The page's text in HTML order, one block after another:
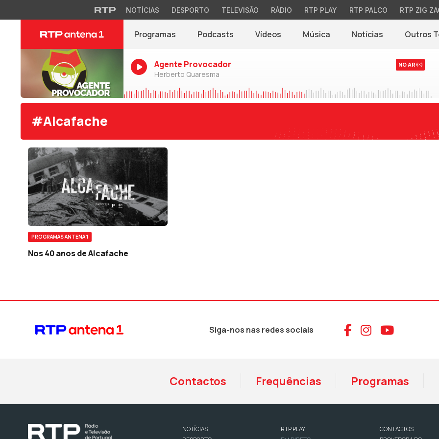
NOTÍCIAS DESPORTO TELEVISÃO RÁDIO RTP PLAY RTP PALCO RTP ZIG
Programas Podcasts Vídeos Música Notícias(abre em nova
Outros
Agente Provocador
Herberto Quaresma
NO AR
#Alcafache
PROGRAMAS ANTENA 1
Nos 40 anos de Alcafache
Siga-nos nas redes sociais Aceder ao
Aceder ao
Aceder
Contactos Frequências Programas
NOTÍCIAS
RTP PLAY
CONTACTOS